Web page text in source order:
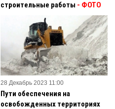
строительные работы - ФОТО
28 Декабрь 2023 11:00
Пути обеспечения на
освобожденных территориях